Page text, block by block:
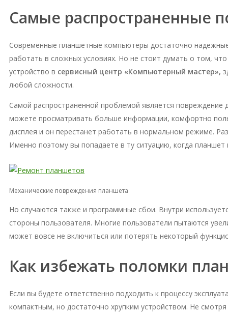
Самые распространенные
Современные планшетные компьютеры достаточно
работать в сложных условиях. Но не стоит думать о том,
устройство в сервисный центр «Компьютерный мастер»,
любой сложности.
Самой распространенной проблемой является
можете просматривать больше информации, комфортно
дисплея и он перестанет работать в нормальном режиме.
Именно поэтому вы попадаете в ту ситуацию, когда
Механические повреждения планшета
Но случаются также и программные сбои. Внутри
стороны пользователя. Многие пользователи пытаются
может вовсе не включиться или потерять некоторый
Как избежать поломки
Если вы будете ответственно подходить к процессу
компактным, но достаточно хрупким устройством. Не